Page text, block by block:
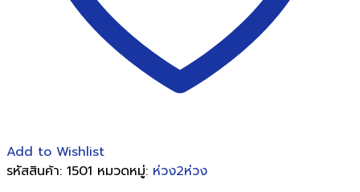
Add to Wishlist
รหัสสินค้า: 1501 หมวดหมู่: ห่วง2ห่วง